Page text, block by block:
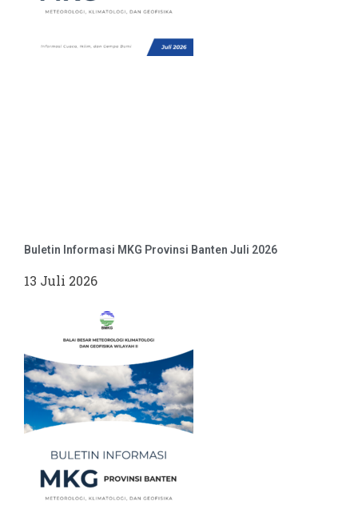
Buletin Informasi MKG Provinsi Banten Juli 2026
13 Juli 2026